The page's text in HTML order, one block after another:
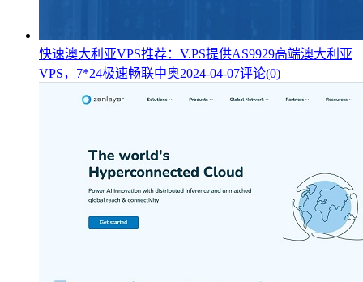
快速澳大利亚VPS推荐：V.PS提供AS9929高端澳大利亚
VPS，7*24极速畅联中奥2024-04-07评论(0)